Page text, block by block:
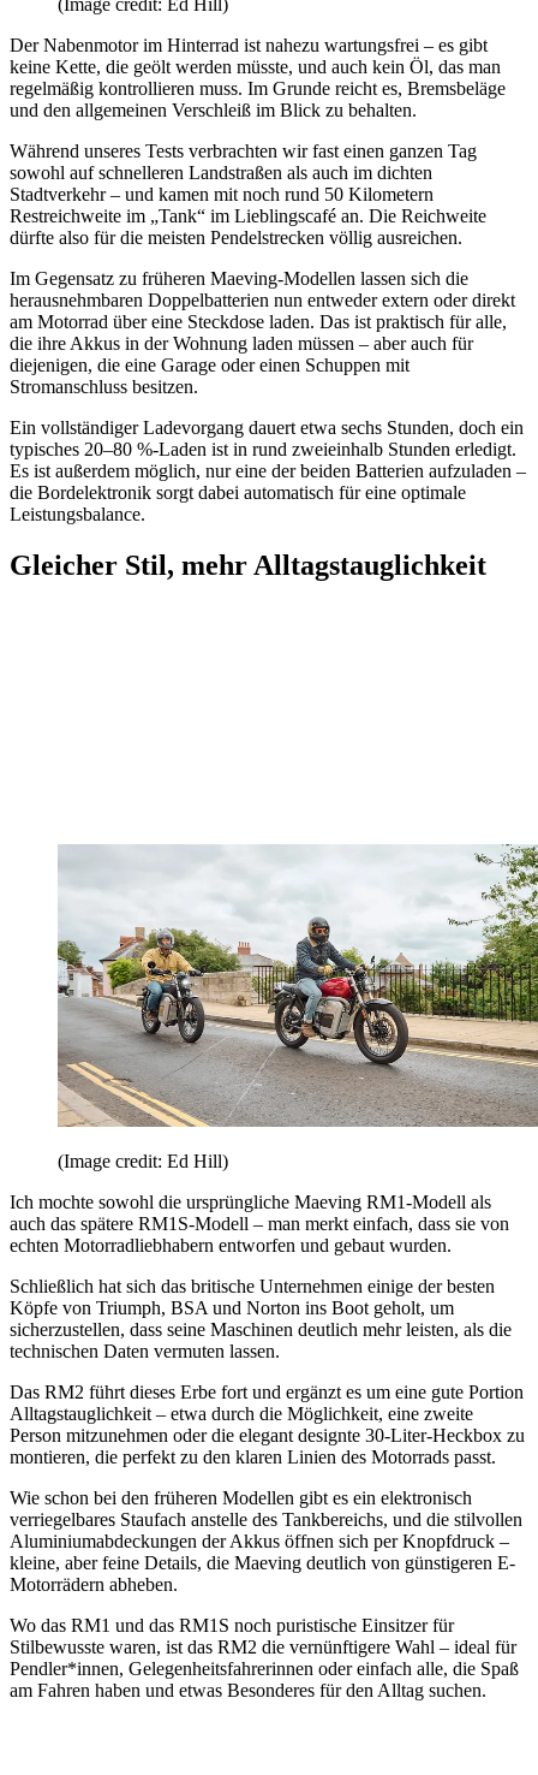
(Image credit: Ed Hill)
Der Nabenmotor im Hinterrad ist nahezu wartungsfrei – es gibt
keine Kette, die geölt werden müsste, und auch kein Öl, das man
regelmäßig kontrollieren muss. Im Grunde reicht es, Bremsbeläge
und den allgemeinen Verschleiß im Blick zu behalten.
Während unseres Tests verbrachten wir fast einen ganzen Tag
sowohl auf schnelleren Landstraßen als auch im dichten
Stadtverkehr – und kamen mit noch rund 50 Kilometern
Restreichweite im „Tank“ im Lieblingscafé an. Die Reichweite
dürfte also für die meisten Pendelstrecken völlig ausreichen.
Im Gegensatz zu früheren Maeving-Modellen lassen sich die
herausnehmbaren Doppelbatterien nun entweder extern oder direkt
am Motorrad über eine Steckdose laden. Das ist praktisch für alle,
die ihre Akkus in der Wohnung laden müssen – aber auch für
diejenigen, die eine Garage oder einen Schuppen mit
Stromanschluss besitzen.
Ein vollständiger Ladevorgang dauert etwa sechs Stunden, doch ein
typisches 20–80 %-Laden ist in rund zweieinhalb Stunden erledigt.
Es ist außerdem möglich, nur eine der beiden Batterien aufzuladen –
die Bordelektronik sorgt dabei automatisch für eine optimale
Leistungsbalance.
Gleicher Stil, mehr Alltagstauglichkeit
(Image credit: Ed Hill)
Ich mochte sowohl die ursprüngliche Maeving RM1-Modell als
auch das spätere RM1S-Modell – man merkt einfach, dass sie von
echten Motorradliebhabern entworfen und gebaut wurden.
Schließlich hat sich das britische Unternehmen einige der besten
Köpfe von Triumph, BSA und Norton ins Boot geholt, um
sicherzustellen, dass seine Maschinen deutlich mehr leisten, als die
technischen Daten vermuten lassen.
Das RM2 führt dieses Erbe fort und ergänzt es um eine gute Portion
Alltagstauglichkeit – etwa durch die Möglichkeit, eine zweite
Person mitzunehmen oder die elegant designte 30-Liter-Heckbox zu
montieren, die perfekt zu den klaren Linien des Motorrads passt.
Wie schon bei den früheren Modellen gibt es ein elektronisch
verriegelbares Staufach anstelle des Tankbereichs, und die stilvollen
Aluminiumabdeckungen der Akkus öffnen sich per Knopfdruck –
kleine, aber feine Details, die Maeving deutlich von günstigeren E-
Motorrädern abheben.
Wo das RM1 und das RM1S noch puristische Einsitzer für
Stilbewusste waren, ist das RM2 die vernünftigere Wahl – ideal für
Pendler*innen, Gelegenheitsfahrerinnen oder einfach alle, die Spaß
am Fahren haben und etwas Besonderes für den Alltag suchen.